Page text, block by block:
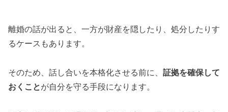
離婚の話が出ると、一方が財産を隠したり、処分したりす
るケースもあります。
そのため、話し合いを本格化させる前に、 証拠を確保して
おくことが自分を守る手段になります。